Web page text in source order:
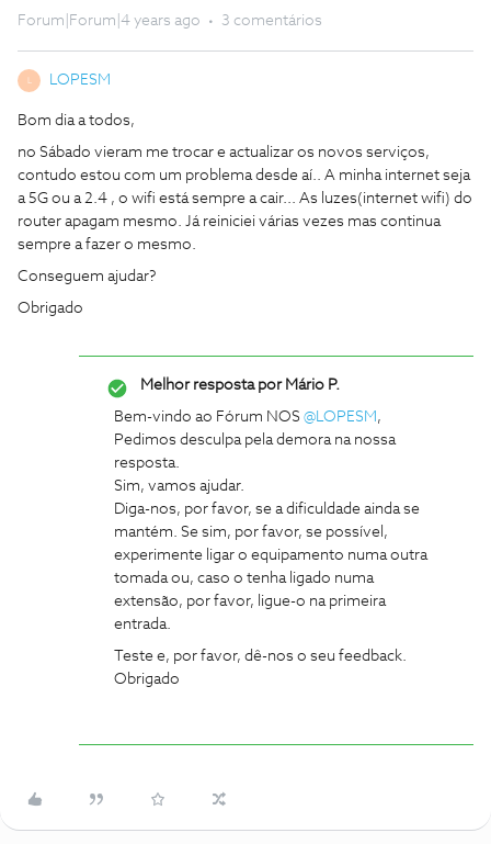
Forum|Forum|4 years ago 3 comentários
LOPESM
Bom dia a todos,
no Sábado vieram me trocar e actualizar os novos serviços,
contudo estou com um problema desde aí.. A minha internet seja
a 5G ou a 2.4 , o wifi está sempre a cair... As luzes(internet wifi) do
router apagam mesmo. Já reiniciei várias vezes mas continua
sempre a fazer o mesmo.
Conseguem ajudar?
Obrigado
Melhor resposta porMário P.
Bem-vindo ao Fórum NOS @LOPESM ,
Pedimos desculpa pela demora na nossa
resposta.
Sim, vamos ajudar.
Diga-nos, por favor, se a dificuldade ainda se
mantém. Se sim, por favor, se possível,
experimente ligar o equipamento numa outra
tomada ou, caso o tenha ligado numa
extensão, por favor, ligue-o na primeira
entrada.
Teste e, por favor, dê-nos o seu feedback.
Obrigado